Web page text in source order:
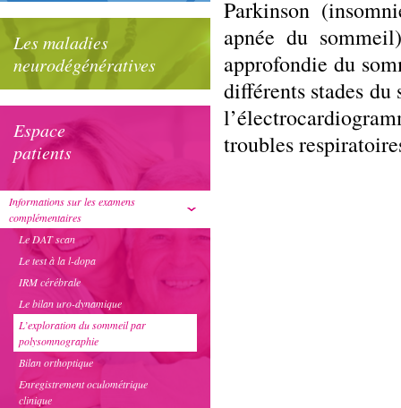
Les maladies
neurodégénératives
Espace
patients
Informations sur les examens
complémentaires
Le DAT scan
Le test à la l-dopa
IRM cérébrale
Le bilan uro-dynamique
L’exploration du sommeil par
polysomnographie
Bilan orthoptique
Enregistrement oculométrique
clinique
Parkinson
apnée du
approfondie du
différents stades
troubles